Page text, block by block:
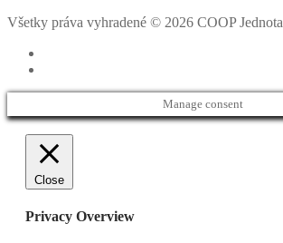
Všetky práva vyhradené © 2026 COOP
Manage consent
Close
Privacy Overview